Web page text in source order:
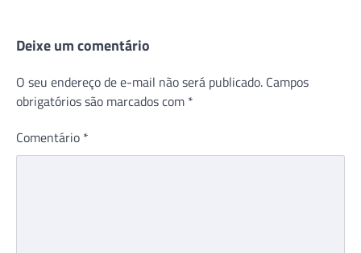
Deixe um comentário
O seu endereço de e-mail não será publicado. Campos
obrigatórios são marcados com *
Comentário *